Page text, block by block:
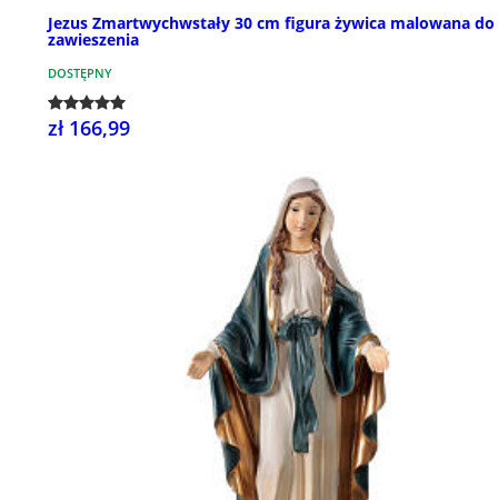
Jezus Zmartwychwstały 30 cm figura żywica malowana do
zawieszenia
DOSTĘPNY
zł 166,99